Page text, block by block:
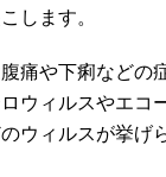
します。
痛や下痢などの
ウィルスやエコ
ウィルスが挙げ